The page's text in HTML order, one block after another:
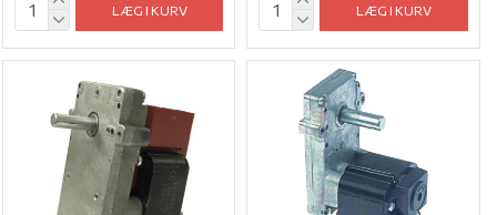
LÆG I KURV LÆG I KURV